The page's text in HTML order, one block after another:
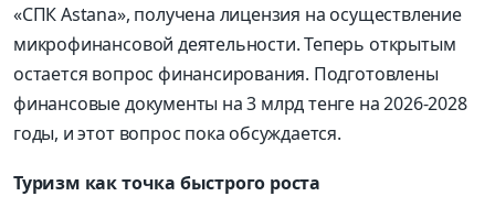
«СПК Astana», получена лицензия на осуществление
микрофинансовой деятельности. Теперь открытым
остается вопрос финансирования. Подготовлены
финансовые документы на 3 млрд тенге на 2026-2028
годы, и этот вопрос пока обсуждается.
Туризм как точка быстрого роста